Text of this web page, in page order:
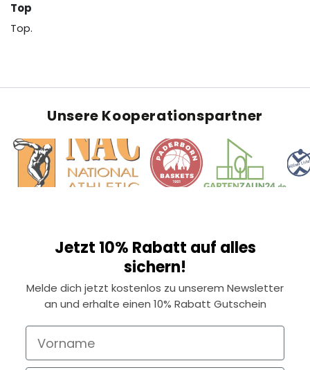
Top
Top.
Unsere Kooperationspartner
Jetzt 10% Rabatt auf alles
sichern!
Melde dich jetzt kostenlos zu unserem Newsletter
an und erhalte einen 10% Rabatt Gutschein
Vorname